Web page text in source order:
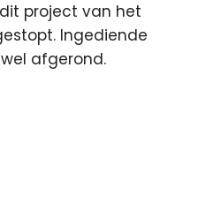
dit project van het
Ingediende
afgerond.